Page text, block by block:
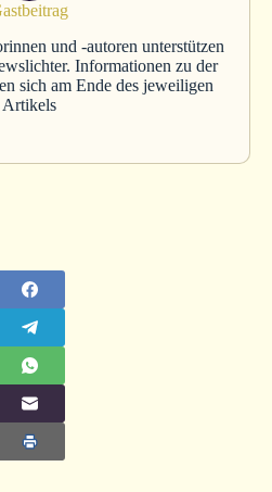
und -autoren unterstützen
Informationen zu der
sich am Ende des jeweiligen
Artikels